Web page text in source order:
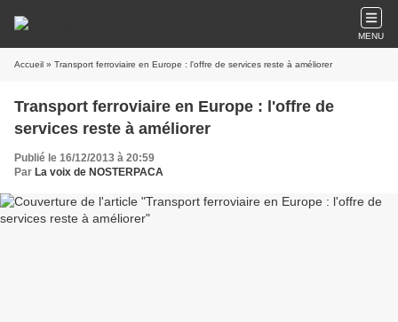
MENU
Accueil » Transport ferroviaire en Europe : l'offre de services reste à améliorer
Transport ferroviaire en Europe : l'offre de
services reste à améliorer
Publié le 16/12/2013 à 20:59
Par La voix de NOSTERPACA